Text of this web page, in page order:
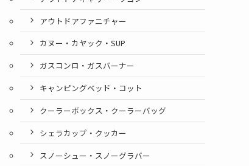
アウトドアファニチャー
カヌー・カヤック・SUP
ガスコンロ・ガスバーナー
キャンピングベッド・コット
クーラーボックス・クーラーバッグ
シェラカップ・クッカー
スノーシュー・スノーグラバー